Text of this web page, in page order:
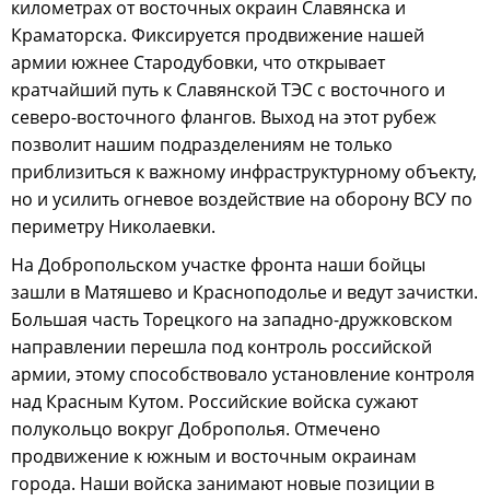
километрах от восточных окраин Славянска и
Краматорска. Фиксируется продвижение нашей
армии южнее Стародубовки, что открывает
кратчайший путь к Славянской ТЭС с восточного и
северо-восточного флангов. Выход на этот рубеж
позволит нашим подразделениям не только
приблизиться к важному инфраструктурному объекту,
но и усилить огневое воздействие на оборону ВСУ по
периметру Николаевки.
На Добропольском участке фронта наши бойцы
зашли в Матяшево и Красноподолье и ведут зачистки.
Большая часть Торецкого на западно-дружковском
направлении перешла под контроль российской
армии, этому способствовало установление контроля
над Красным Кутом. Российские войска сужают
полукольцо вокруг Доброполья. Отмечено
продвижение к южным и восточным окраинам
города. Наши войска занимают новые позиции в